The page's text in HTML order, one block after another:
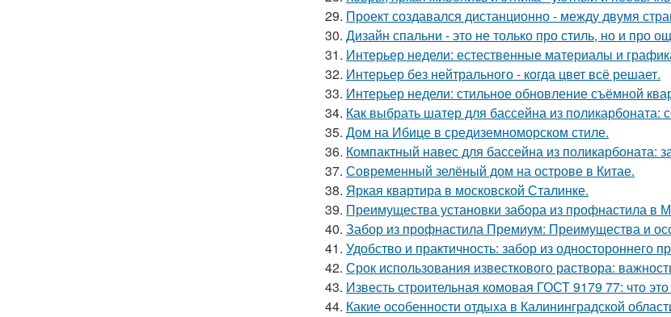
29. Проект создавался дистанционно - между двумя
30. Дизайн спальни - это не только про стиль, но и про
31. Интерьер недели: естественные материалы и
32. Интерьер без нейтрального - когда цвет всё решает.
33. Интерьер недели: стильное обновление съёмной
34. Как выбрать шатер для бассейна из поликарбоната:
35. Дом на Ибице в средиземноморском стиле.
36. Компактный навес для бассейна из поликарбоната:
37. Современный зелёный дом на острове в Китае.
38. Яркая квартира в московской Сталинке.
39. Преимущества установки забора из профнастила в
40. Забор из профнастила Премиум: Преимущества и
41. Удобство и практичность: забор из одностороннего
42. Срок использования известкового раствора:
43. Известь строительная комовая ГОСТ 9179 77: что
44. Какие особенности отдыха в Калининградской